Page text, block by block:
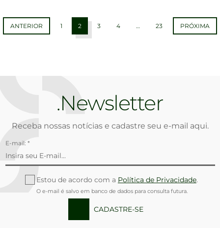
ANTERIOR 1 2 3 4 … 23 PRÓXIMA
Newsletter
Receba nossas notícias e cadastre seu e-mail aqui.
E-mail: *
Estou de acordo com a Política de Privacidade.
O e-mail é salvo em banco de dados para consulta futura.
CADASTRE-SE